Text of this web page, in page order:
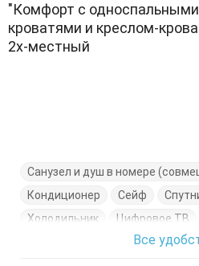
"Комфорт с односпальными
кроватями и креслом-
2х-местный
Санузел и душ в номере
Кондиционер
Сейф
Холодильник
Цифровое ТВ
Все